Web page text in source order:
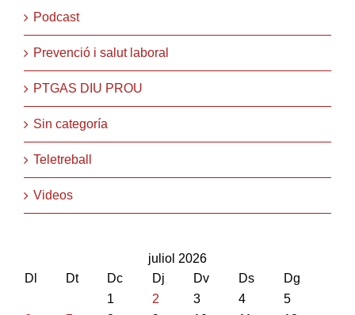
Podcast
Prevenció i salut laboral
PTGAS DIU PROU
Sin categoría
Teletreball
Videos
juliol 2026
Dl
Dt Dc Dj Dv Ds
Dg
1
2 3 4
5